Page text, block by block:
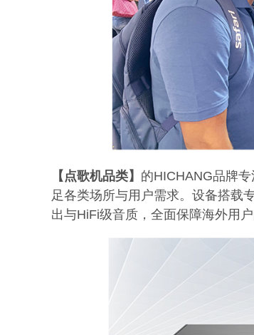
【点歌机品类】 的HICHANG品牌
足各类场所与用户需求。设备搭载
出与HiFi级音质，全面保障海外用